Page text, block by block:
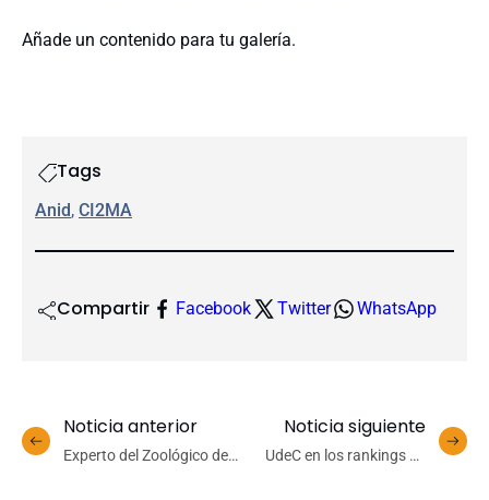
Añade un contenido para tu galería.
Tags
Anid, CI2MA
Compartir Facebook Twitter WhatsApp
Noticia anterior
Experto del Zoológico de
Noticia siguiente
UdeC en los rankings de